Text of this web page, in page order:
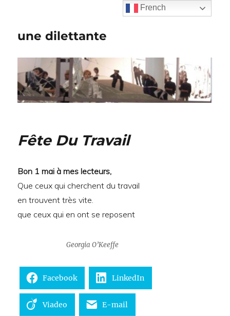
une dilettante
Fête Du Travail
Bon 1 mai à mes lecteurs,
Que ceux qui cherchent du travail
en trouvent très vite.
que ceux qui en ont se reposent
Georgia O’Keeffe
Facebook LinkedIn
Viadeo E-mail
French